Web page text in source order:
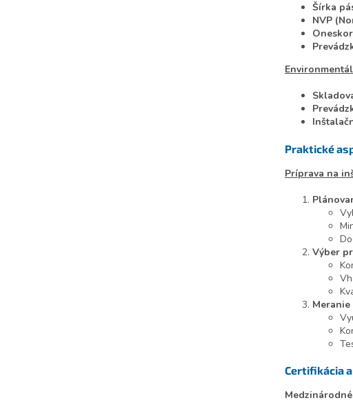
Šírka
NVP
Praktické
Príprava na
Výber
Certifikácia